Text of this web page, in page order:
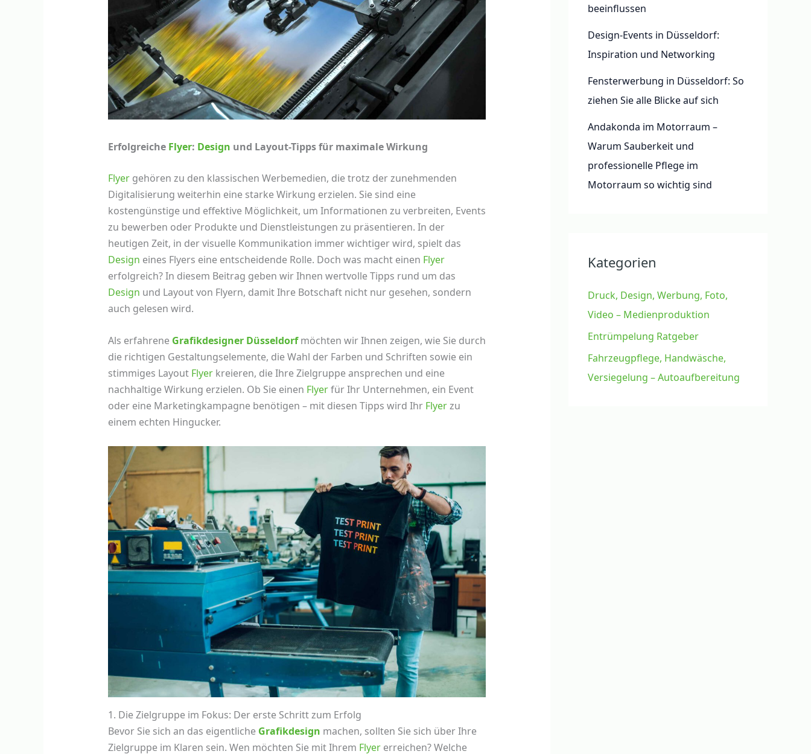
Erfolgreiche Flyer: Design und Layout-Tipps für maximale Wirkung
Flyergehören zu den klassischen Werbemedien, die trotz der zunehmenden
Digitalisierung weiterhin eine starke Wirkung erzielen. Sie sind eine
kostengünstige und effektive Möglichkeit, um Informationen zu verbreiten, Events
zu bewerben oder Produkte und Dienstleistungen zu präsentieren. In der
heutigen Zeit, in der visuelle Kommunikation immer wichtiger wird, spielt das
Design eines Flyers eine entscheidende Rolle. Doch was macht einen Flyer
erfolgreich? In diesem Beitrag geben wir Ihnen wertvolle Tipps rund um das
Design und Layout von Flyern, damit Ihre Botschaft nicht nur gesehen, sondern
auch gelesen wird.
Als erfahrene Grafikdesigner Düsseldorfmöchten wir Ihnen zeigen, wie Sie durch
die richtigen Gestaltungselemente, die Wahl der Farben und Schriften sowie ein
stimmiges Layout Flyerkreieren, die Ihre Zielgruppe ansprechen und eine
nachhaltige Wirkung erzielen. Ob Sie einen Flyerfür Ihr Unternehmen, ein Event
oder eine Marketingkampagne benötigen – mit diesen Tipps wird Ihr Flyerzu
einem echten Hingucker.
1. Die Zielgruppe im Fokus: Der erste Schritt zum Erfolg
Bevor Sie sich an das eigentliche Grafikdesign machen, sollten Sie sich über Ihre
Zielgruppe im Klaren sein. Wen möchten Sie mit Ihrem Flyererreichen? Welche
beeinflussen
Design-Events in Düsseldorf:
Inspiration und Networking
Fensterwerbung in Düsseldorf: So
ziehen Sie alle Blicke auf sich
Andakonda im Motorraum –
Warum Sauberkeit und
professionelle Pflege im
Motorraum so wichtig sind
Kategorien
Druck, Design, Werbung, Foto,
Video – Medienproduktion
Entrümpelung Ratgeber
Fahrzeugpflege, Handwäsche,
Versiegelung – Autoaufbereitung